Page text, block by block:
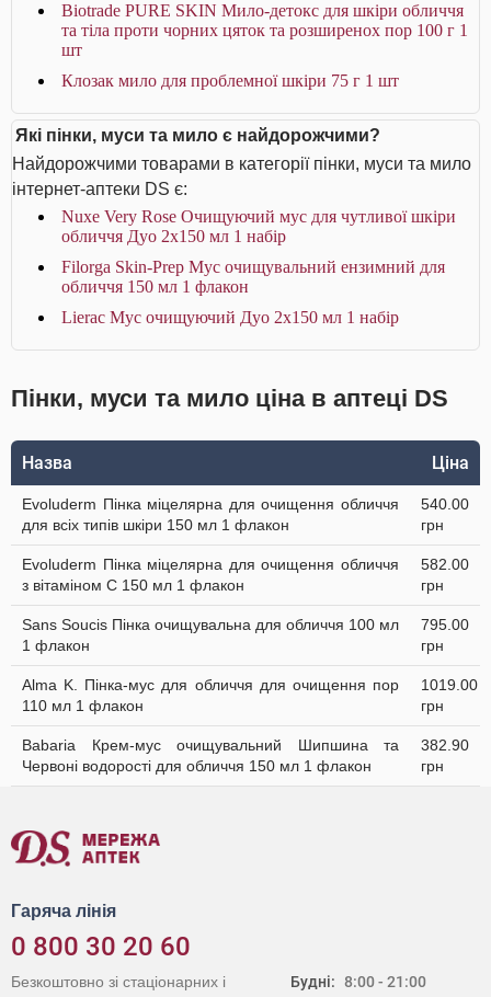
Biotrade PURE SKIN Мило-детокс для шкіри обличчя
та тіла проти чорних цяток та розширенох пор 100 г 1
шт
Клозак мило для проблемної шкіри 75 г 1 шт
Які пінки, муси та мило є найдорожчими?
Найдорожчими товарами в категорії пінки, муси та мило
інтернет-аптеки DS є:
Nuxe Very Rose Очищуючий мус для чутливої шкіри
обличчя Дуо 2x150 мл 1 набір
Filorga Skin-Prep Мус очищувальний ензимний для
обличчя 150 мл 1 флакон
Lierac Мус очищуючий Дуо 2х150 мл 1 набір
Пінки, муси та мило ціна в аптеці DS
Назва Ціна
Evoluderm Пінка міцелярна для очищення обличчя
для всіх типів шкіри 150 мл 1 флакон
540.00
грн
Evoluderm Пінка міцелярна для очищення обличчя
з вітаміном C 150 мл 1 флакон
582.00
грн
Sans Soucis Пінка очищувальна для обличчя 100 мл
1 флакон
795.00
грн
Alma K. Пінка-мус для обличчя для очищення пор
110 мл 1 флакон
1019.00
грн
Babaria Крем-мус очищувальний Шипшина та
Червоні водорості для обличчя 150 мл 1 флакон
382.90
грн
Гаряча лінія
0 800 30 20 60
Будні: 8:00 - 21:00
Безкоштовно зі стаціонарних і